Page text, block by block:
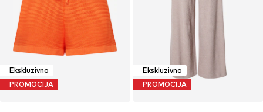
Ekskluzivno
PROMOCIJA
Ekskluzivno
PROMOCIJA